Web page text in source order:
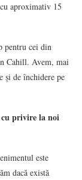
aproximativ 15
pentru cei din
Cahill. Avem, mai
și de închidere pe
privire la noi
este
dacă există